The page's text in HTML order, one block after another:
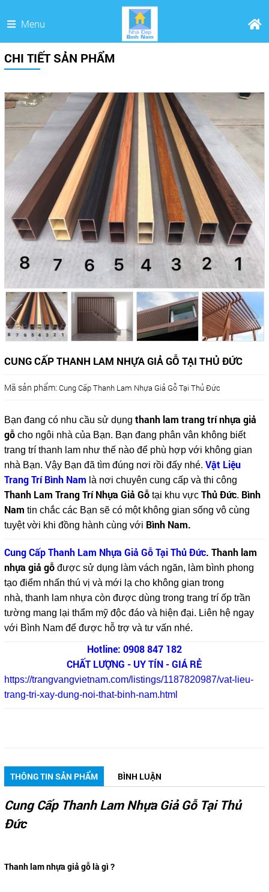
Menu
CHI TIẾT SẢN PHẨM
CUNG CẤP THANH LAM NHỰA GIẢ GỖ TẠI THỦ ĐỨC
Mã sản phẩm: Cung Cấp Thanh Lam Nhựa Giả Gỗ Tại Thủ Đức
Bạn đang có nhu cầu sử dụng thanh lam trang trí nhựa giả
gỗcho ngôi nhà của Bạn. Bạn đang phân vân không biết
trang trí thanh lam như thế nào để phù hợp với không gian
nhà Bạn. Vậy Bạn đã tìm đúng nơi rồi đấy nhé. Vật Liệu
Trang Trí Bình Nam là nơi chuyên cung cấp và thi công
Thanh Lam Trang Trí Nhựa Giả Gỗtại khu vực Thủ Đức. Bình
Nam tin chắc các Bạn sẽ có một không gian sống vô cùng
tuyệt vời khi đồng hành cùng với Bình Nam.
Cung Cấp Thanh Lam Nhựa Giả Gỗ Tại Thủ Đức. Thanh lam
nhựa giả gỗđược sử dụng làm vách ngăn, làm bình phong
tạo điểm nhấn thú vị và mới lạ cho không gian trong
nhà, thanh lam nhựa còn được dùng trong trang trí ốp trần
tường mang lại thẩm mỹ độc đáo và hiện đại. Liên hệ ngay
với Bình Nam để được hỗ trợ và tư vấn nhé.
Hotline: 0908 847 182
CHẤT LƯỢNG - UY TÍN - GIÁ RẺ
https://trangvangvietnam.com/listings/1187820987/vat-lieu-
trang-tri-xay-dung-noi-that-binh-nam.html
THÔNG TIN SẢN PHẨM BÌNH LUẬN
Cung Cấp Thanh Lam Nhựa Giả Gỗ Tại Thủ
Đức
Thanh lam nhựa giả gỗ là gì ?